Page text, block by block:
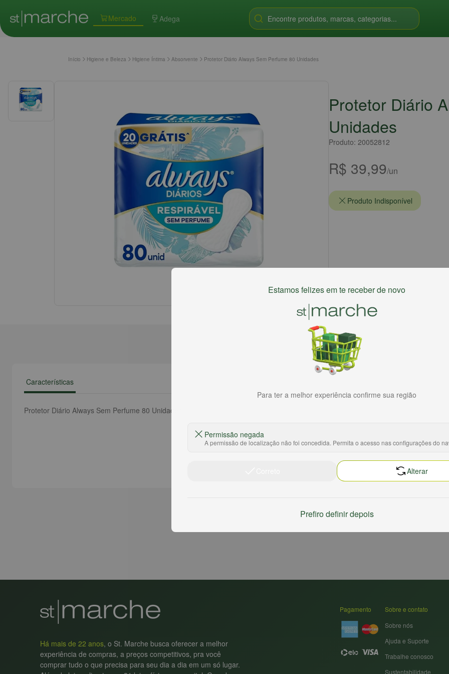
Mercado Adega Encontre produtos, marcas, categorias...
Início Higiene e Beleza Higiene Íntima Absorvente Protetor Diário Always Sem Perfume 80 Unidades
Protetor Diário
Unidades
Produto: 20052812
R$ 39,99/un
Produto Indisponível
Características
Protetor Diário Always Sem Perfume 80 Unidades
Há mais de 22 anos, o St. Marche busca oferecer a melhor
experiência de compras, a preços competitivos, pra você
comprar tudo o que precisa para seu dia a dia em um só lugar.
Pagamento
Sobre e contato
Sobre nós
Ajuda e Suporte
Trabalhe conosco
Sustentabilidade
Estamos felizes em te receber de novo
Para ter a melhor experiência confirme sua região
Permissão negada
A permissão de localização não foi concedida. Permita o acesso nas configurações do
Alterar
Prefiro definir depois